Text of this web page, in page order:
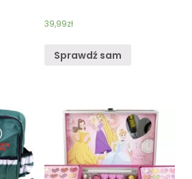
39,99zł
Sprawdź sam